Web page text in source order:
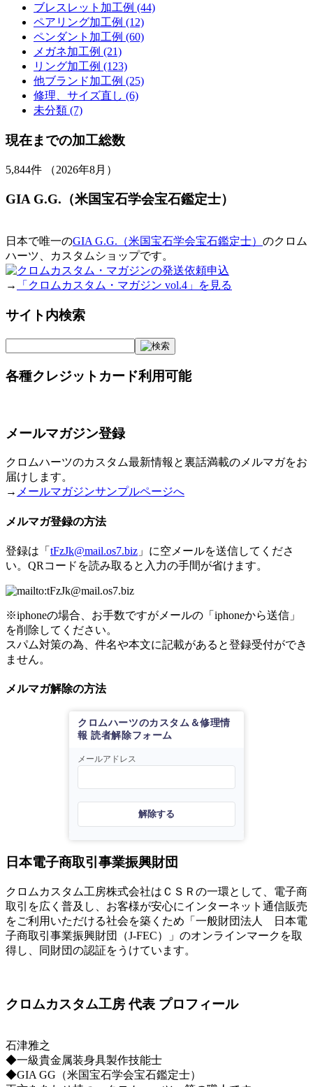
ブレスレット加工例 (44)
ペアリング加工例 (12)
ペンダント加工例 (60)
メガネ加工例 (21)
リング加工例 (123)
他ブランド加工例 (25)
修理、サイズ直し (6)
未分類 (7)
現在までの加工総数
5,844件 （2026年8月）
GIA G.G.（米国宝石学会宝石鑑定士）
日本で唯一のGIA G.G.（米国宝石学会宝石鑑定士） のクロム
ハーツ、カスタムショップです。
→ 「クロムカスタム・マガジン vol.4」を見る
サイト内検索
各種クレジットカード利用可能
メールマガジン登録
クロムハーツのカスタム最新情報と裏話満載のメルマガをお
届けします。
→ メールマガジンサンプルページへ
メルマガ登録の方法
登録は「 tFzJk@mail.os7.biz 」に空メールを送信してくださ
い。QRコードを読み取ると入力の手間が省けます。
※iphoneの場合、お手数ですがメールの「iphoneから送信」
を削除してください。
スパム対策の為、件名や本文に記載があると登録受付ができ
ません。
メルマガ解除の方法
クロムハーツのカスタム＆修理情
報 読者解除フォーム
メールアドレス
解除する
日本電子商取引事業振興財団
クロムカスタム工房株式会社はＣＳＲの一環として、電子商
取引を広く普及し、お客様が安心にインターネット通信販売
をご利用いただける社会を築くため「一般財団法人 日本電
子商取引事業振興財団（J-FEC）」のオンラインマークを取
得し、同財団の認証をうけています。
クロムカスタム工房 代表 プロフィール
石津雅之
◆一級貴金属装身具製作技能士
◆GIA GG（米国宝石学会宝石鑑定士）